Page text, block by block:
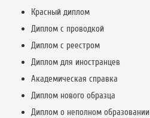
Красный диплом
Диплом с проводкой
Диплом с реестром
Диплом для иностранцев
Академическая справка
Диплом нового образца
Диплом о неполном образовании